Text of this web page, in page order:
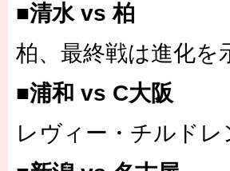
■清水 vs 柏
柏、最終戦は進化を
■浦和 vs C大阪
レヴィー・チルド